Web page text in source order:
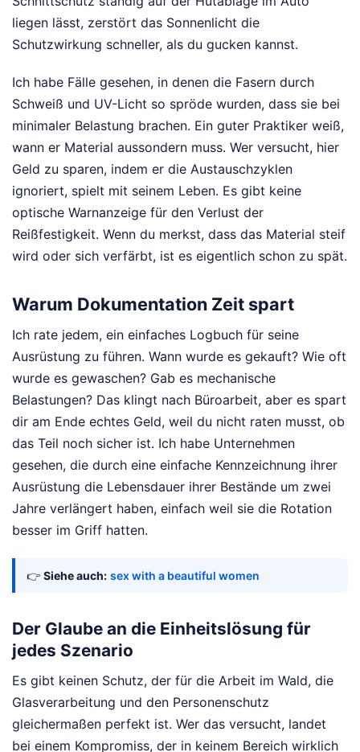
liegen lässt, zerstört das Sonnenlicht die
Schutzwirkung schneller, als du gucken kannst.
Ich habe Fälle gesehen, in denen die Fasern durch
Schweiß und UV-Licht so spröde wurden, dass sie bei
minimaler Belastung brachen. Ein guter Praktiker weiß,
wann er Material aussondern muss. Wer versucht, hier
Geld zu sparen, indem er die Austauschzyklen
ignoriert, spielt mit seinem Leben. Es gibt keine
optische Warnanzeige für den Verlust der
Reißfestigkeit. Wenn du merkst, dass das Material steif
wird oder sich verfärbt, ist es eigentlich schon zu spät.
Warum Dokumentation Zeit spart
Ich rate jedem, ein einfaches Logbuch für seine
Ausrüstung zu führen. Wann wurde es gekauft? Wie oft
wurde es gewaschen? Gab es mechanische
Belastungen? Das klingt nach Büroarbeit, aber es spart
dir am Ende echtes Geld, weil du nicht raten musst, ob
das Teil noch sicher ist. Ich habe Unternehmen
gesehen, die durch eine einfache Kennzeichnung ihrer
Ausrüstung die Lebensdauer ihrer Bestände um zwei
Jahre verlängert haben, einfach weil sie die Rotation
besser im Griff hatten.
👉 Siehe auch: sex with a beautiful women
Der Glaube an die Einheitslösung für
jedes Szenario
Es gibt keinen Schutz, der für die Arbeit im Wald, die
Glasverarbeitung und den Personenschutz
gleichermaßen perfekt ist. Wer das versucht, landet
bei einem Kompromiss, der in keinem Bereich wirklich